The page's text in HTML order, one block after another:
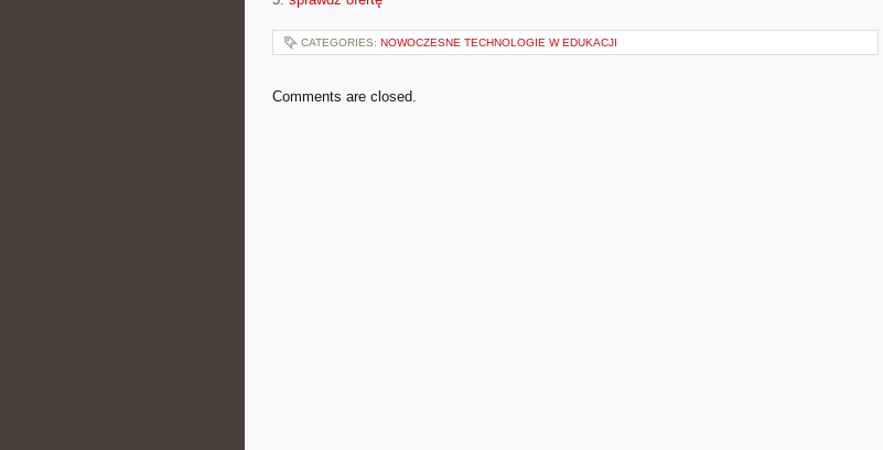
CATEGORIES: NOWOCZESNE TECHNOLOGIE W EDUKACJI
Comments are closed.